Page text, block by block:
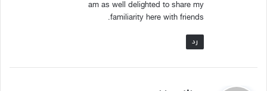
am as well delighted to share my
familiarity here with friends.
رد